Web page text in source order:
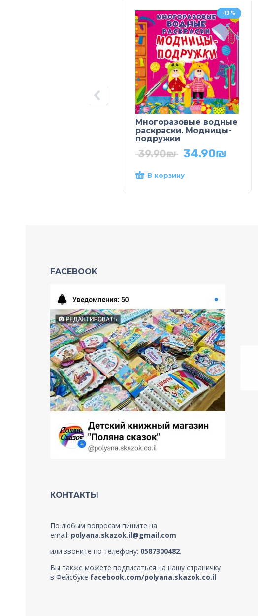
-13%
Многоразовые водные
раскраски. Модницы-
подружки
39.90₪ 34.90₪
В корзину
FACEBOOK
КОНТАКТЫ
По любым вопросам пишите на
email: polyana.skazok.il@gmail.com
или звоните по телефону: 0587300482.
Вы также можете подписаться на нашу страничку
в Фейсбуке facebook.com/polyana.skazok.co.il